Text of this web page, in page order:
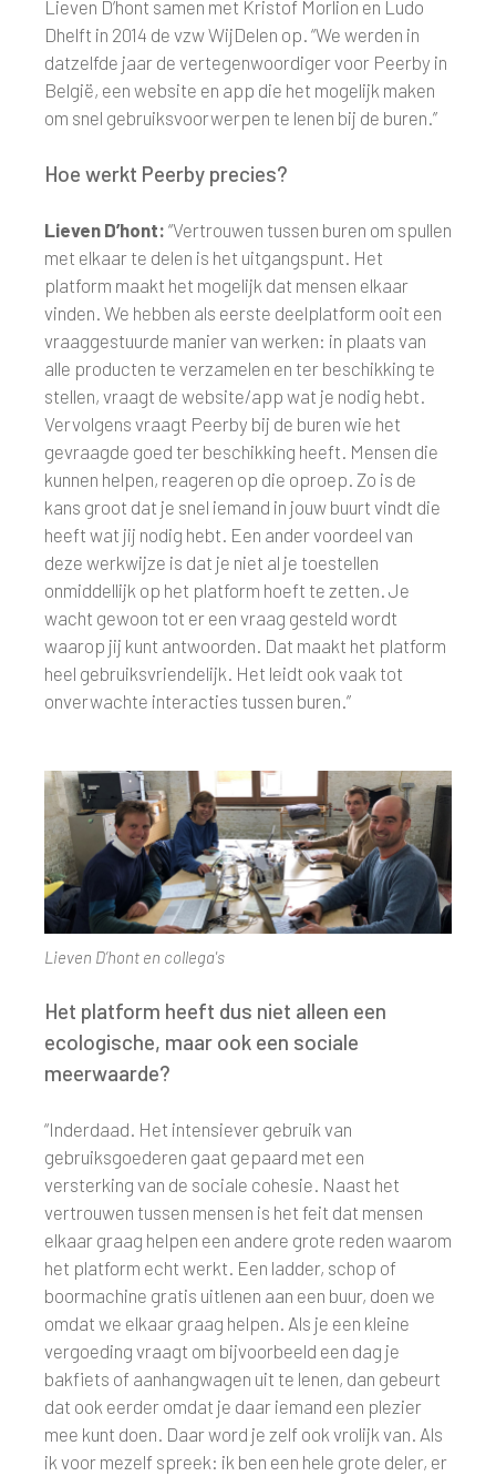
Lieven D’hont samen met Kristof Morlion en Ludo
Dhelft in 2014 de vzw WijDelen op. “We werden in
datzelfde jaar de vertegenwoordiger voor Peerby in
België, een website en app die het mogelijk maken
om snel gebruiksvoorwerpen te lenen bij de buren.”
Hoe werkt Peerby precies?
Lieven D’hont: “Vertrouwen tussen buren om spullen
met elkaar te delen is het uitgangspunt. Het
platform maakt het mogelijk dat mensen elkaar
vinden. We hebben als eerste deelplatform ooit een
vraaggestuurde manier van werken: in plaats van
alle producten te verzamelen en ter beschikking te
stellen, vraagt de website/app wat je nodig hebt.
Vervolgens vraagt Peerby bij de buren wie het
gevraagde goed ter beschikking heeft. Mensen die
kunnen helpen, reageren op die oproep. Zo is de
kans groot dat je snel iemand in jouw buurt vindt die
heeft wat jij nodig hebt. Een ander voordeel van
deze werkwijze is dat je niet al je toestellen
onmiddellijk op het platform hoeft te zetten. Je
wacht gewoon tot er een vraag gesteld wordt
waarop jij kunt antwoorden. Dat maakt het platform
heel gebruiksvriendelijk. Het leidt ook vaak tot
onverwachte interacties tussen buren.”
Lieven D’hont en collega's
Het platform heeft dus niet alleen een
ecologische, maar ook een sociale
meerwaarde?
“Inderdaad. Het intensiever gebruik van
gebruiksgoederen gaat gepaard met een
versterking van de sociale cohesie. Naast het
vertrouwen tussen mensen is het feit dat mensen
elkaar graag helpen een andere grote reden waarom
het platform echt werkt. Een ladder, schop of
boormachine gratis uitlenen aan een buur, doen we
omdat we elkaar graag helpen. Als je een kleine
vergoeding vraagt om bijvoorbeeld een dag je
bakfiets of aanhangwagen uit te lenen, dan gebeurt
dat ook eerder omdat je daar iemand een plezier
mee kunt doen. Daar word je zelf ook vrolijk van. Als
ik voor mezelf spreek: ik ben een hele grote deler, er